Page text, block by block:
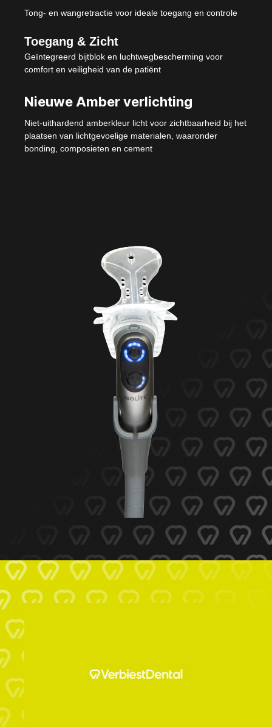
Tong- en wangretractie voor ideale toegang en controle
Toegang & Zicht
Geïntegreerd bijtblok en luchtwegbescherming voor
comfort en veiligheid van de patiënt
Nieuwe Amber verlichting
Niet-uithardend amberkleur licht voor zichtbaarheid bij het
plaatsen van lichtgevoelige materialen, waaronder
bonding, composieten en cement